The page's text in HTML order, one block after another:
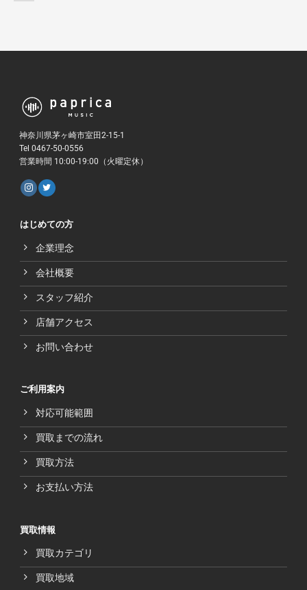
神奈川県茅ヶ崎市室田2-15-1
Tel 0467-50-0556
営業時間 10:00-19:00（火曜定休）
はじめての方
企業理念
会社概要
スタッフ紹介
店舗アクセス
お問い合わせ
ご利用案内
対応可能範囲
買取までの流れ
買取方法
お支払い方法
買取情報
買取カテゴリ
買取地域